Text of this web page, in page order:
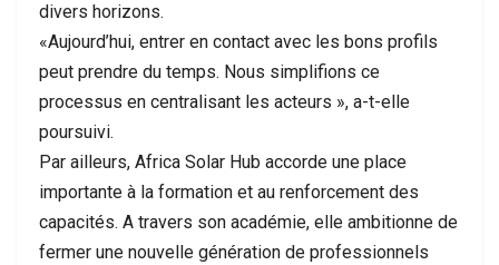
divers horizons.
«Aujourd’hui, entrer en contact avec les bons profils
peut prendre du temps. Nous simplifions ce
processus en centralisant les acteurs », a-t-elle
poursuivi.
Par ailleurs, Africa Solar Hub accorde une place
importante à la formation et au renforcement des
capacités. A travers son académie, elle ambitionne de
fermer une nouvelle génération de professionnels